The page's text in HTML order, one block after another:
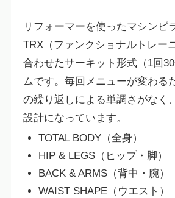
リフォーマーを使ったマシンピ
TRX（ファンクショナルトレー
合わせたサーキット形式（1回
ムです。毎回メニューが変わる
の繰り返しによる単調さがなく
設計になっています。
TOTAL BODY（全身）
HIP & LEGS（ヒップ・脚）
BACK & ARMS（背中・腕）
WAIST SHAPE（ウエスト）